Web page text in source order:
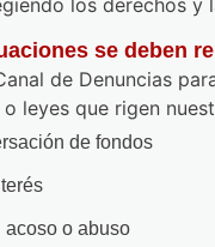
los derechos y
se deben
de Denuncias
leyes que rigen
de fondos
acoso o abuso